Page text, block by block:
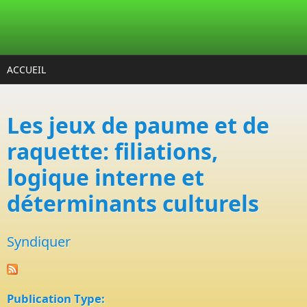
ACCUEIL
Les jeux de paume et de
raquette: filiations,
logique interne et
déterminants culturels
Syndiquer
Publication Type: